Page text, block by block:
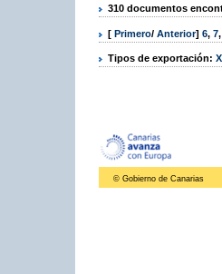
310 documentos
[ Primero/ Anterior] 6, 7,
Tipos de exportación:
© Gobierno de Canarias